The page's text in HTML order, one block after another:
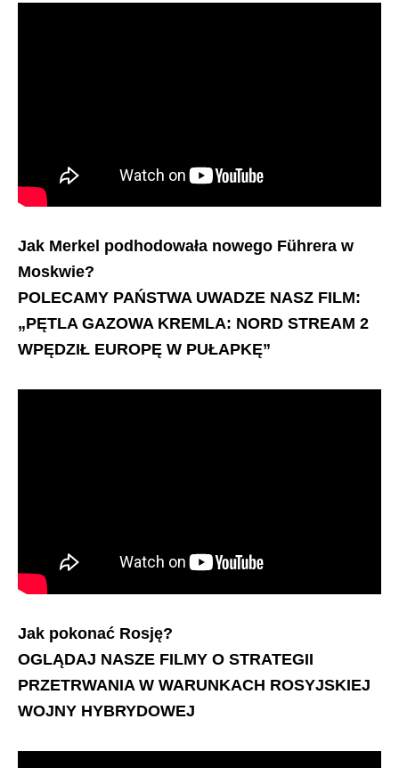
Jak Merkel podhodowała nowego Führera w
Moskwie?
POLECAMY PAŃSTWA UWADZE NASZ FILM:
„PĘTLA GAZOWA KREMLA: NORD STREAM 2
WPĘDZIŁ EUROPĘ W PUŁAPKĘ”
Jak pokonać Rosję?
OGLĄDAJ NASZE FILMY O STRATEGII
PRZETRWANIA W WARUNKACH ROSYJSKIEJ
WOJNY HYBRYDOWEJ